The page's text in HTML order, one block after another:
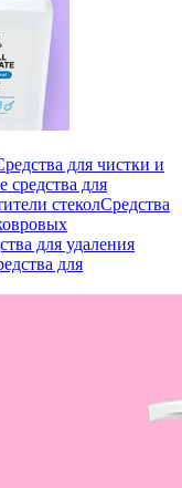
для чистки и
средства для
стеколСредства
для удаления
для